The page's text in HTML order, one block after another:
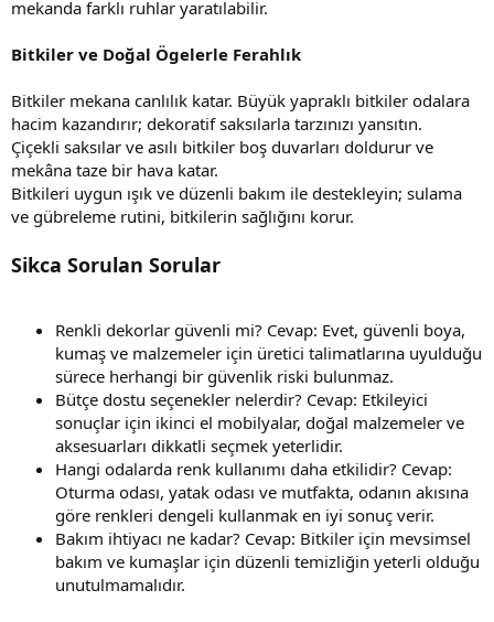
mekanda farklı ruhlar yaratılabilir.
Bitkiler ve Doğal Ögelerle Ferahlık
Bitkiler mekana canlılık katar. Büyük yapraklı bitkiler odalara
hacim kazandırır; dekoratif saksılarla tarzınızı yansıtın.
Çiçekli saksılar ve asılı bitkiler boş duvarları doldurur ve
mekâna taze bir hava katar.
Bitkileri uygun ışık ve düzenli bakım ile destekleyin; sulama
ve gübreleme rutini, bitkilerin sağlığını korur.
Sikca Sorulan Sorular
Renkli dekorlar güvenli mi? Cevap: Evet, güvenli boya,
kumaş ve malzemeler için üretici talimatlarına uyulduğu
sürece herhangi bir güvenlik riski bulunmaz.
Bütçe dostu seçenekler nelerdir? Cevap: Etkileyici
sonuçlar için ikinci el mobilyalar, doğal malzemeler ve
aksesuarları dikkatli seçmek yeterlidir.
Hangi odalarda renk kullanımı daha etkilidir? Cevap:
Oturma odası, yatak odası ve mutfakta, odanın akısına
göre renkleri dengeli kullanmak en iyi sonuç verir.
Bakım ihtiyacı ne kadar? Cevap: Bitkiler için mevsimsel
bakım ve kumaşlar için düzenli temizliğin yeterli olduğu
unutulmamalıdır.